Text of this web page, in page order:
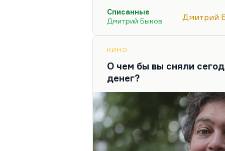
Но я не хочу его печатать;
печатать.
Понимаете, в чем дело?
когда есть эпохальное
жанр, в котором надо
время эпических романов
Списанные
Дмитрий Быков
Дмитрий
КИНО
О чем бы вы сняли
денег?